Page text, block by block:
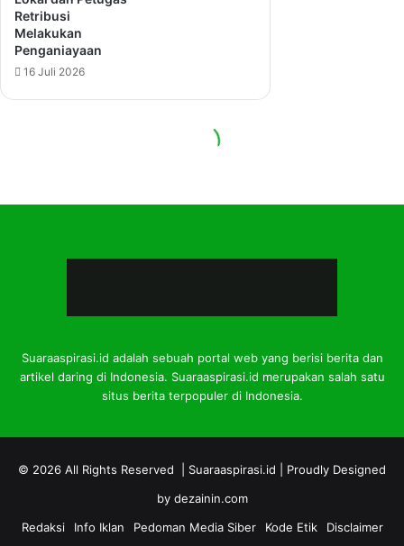
Suaraaspirasi.id adalah sebuah portal web yang berisi berita dan
artikel daring di Indonesia. Suaraaspirasi.id merupakan salah satu
situs berita terpopuler di Indonesia.
© 2026 All Rights Reserved | Suaraaspirasi.id | Proudly Designed
by dezainin.com
Redaksi
Info Iklan Pedoman Media Siber Kode Etik Disclaimer